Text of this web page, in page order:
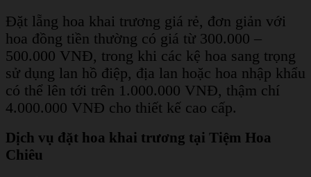
Đặt lẵng hoa khai trương giá rẻ, đơn giản với
hoa đồng tiền thường có giá từ 300.000 –
500.000 VNĐ, trong khi các kệ hoa sang trọng
sử dụng lan hồ điệp, địa lan hoặc hoa nhập khẩu
có thể lên tới trên 1.000.000 VNĐ, thậm chí
4.000.000 VNĐ cho thiết kế cao cấp.
Dịch vụ đặt hoa khai trương tại Tiệm Hoa
Chiêu